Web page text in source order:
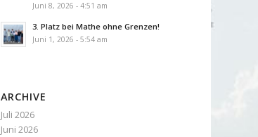
Juni 8, 2026 - 4:51 am
3. Platz bei Mathe ohne Grenzen!
Juni 1, 2026 - 5:54 am
ARCHIVE
Juli 2026
Juni 2026